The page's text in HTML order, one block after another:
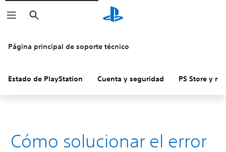
Buscar
Página principal de soporte técnico
Estado de PlayStation Cuenta y seguridad PS Store y
Cómo solucionar el error